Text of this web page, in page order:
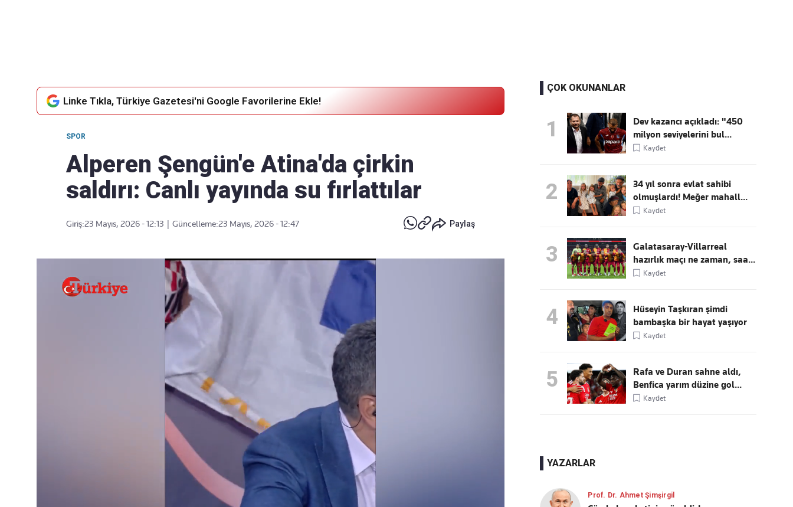
Linke Tıkla, Türkiye Gazetesi'ni Google Favorilerine Ekle!
SPOR
Alperen Şengün'e Atina'da çirkin
saldırı: Canlı yayında su fırlattılar
Giriş:23 Mayıs, 2026 - 12:13 Güncelleme:23 Mayıs, 2026 - 12:47 Paylaş
ÇOK OKUNANLAR
1
Dev kazancı açıkladı: "450
milyon seviyelerini bul...
Kaydet
2
34 yıl sonra evlat sahibi
olmuşlardı! Meğer mahall...
Kaydet
3
Galatasaray-Villarreal
hazırlık maçı ne zaman, saa...
Kaydet
4
Hüseyin Taşkıran şimdi
bambaşka bir hayat yaşıyor
Kaydet
5
Rafa ve Duran sahne aldı,
Benfica yarım düzine gol...
Kaydet
YAZARLAR
Prof. Dr. Ahmet Şimşirgil